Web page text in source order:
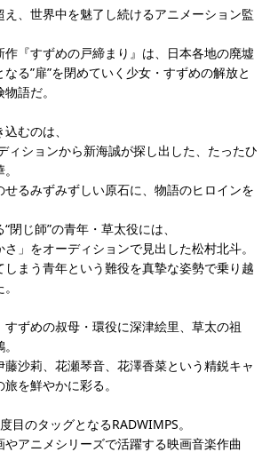
え、世界中を魅了し続けるアニメーション監
『すずめの戸締まり』は、日本各地の廃墟
る”扉”を閉めていく少女・すずめの解放と
語だ。
むのは、
ィションから新海誠が探し出した、たったひ
るみずみずしい原石に、物語のヒロインを
閉じ師”の青年・草太役には、
」をオーディションで見出した松村北斗。
まう青年という難役を真摯な姿勢で乗り越
ずめの叔母・環役に深津絵里、草太の祖
沙莉、花瀬琴音、花澤香菜という精鋭キャ
を鮮やかに彩る。
目のタッグとなるRADWIMPS。
アニメシリーズで活躍する映画音楽作曲